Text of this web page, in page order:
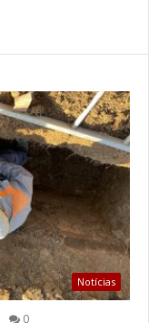
Notícias
0